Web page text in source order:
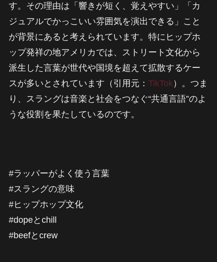
す。その理由は「響きが短く、覚えやすい」「カ
ジュアルでかっこいい雰囲気を演出できる」こと
が背景にあると考えられています。特にヒップホ
ップ発祥の地アメリカでは、ストリート文化から
派生した言葉が世代や国境を超えて拡散するケー
スが多いとされています（引用元： TikTok）。つま
り、スラングは音楽と社会をつなぐ“共通言語”のよ
うな役割を果たしているのです。
#ラッパーがよく使う言葉
#スラングの意味
#ヒップホップ文化
#dopeとchill
#beefとcrew